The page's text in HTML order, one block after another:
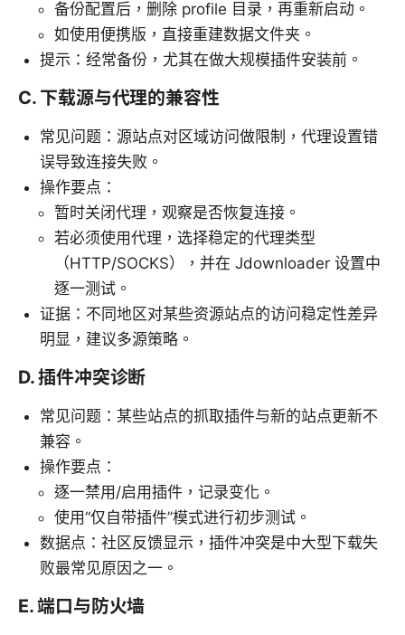
备份配置后，删除 profile 目录，再重新启动。
如使用便携版，直接重建数据文件夹。
提示：经常备份，尤其在做大规模插件安装前。
C. 下载源与代理的兼容性
常见问题：源站点对区域访问做限制，代理设置错
误导致连接失败。
操作要点：
暂时关闭代理，观察是否恢复连接。
若必须使用代理，选择稳定的代理类型
（HTTP/SOCKS），并在 Jdownloader 设置中
逐一测试。
证据：不同地区对某些资源站点的访问稳定性差异
明显，建议多源策略。
D. 插件冲突诊断
常见问题：某些站点的抓取插件与新的站点更新不
兼容。
操作要点：
逐一禁用/启用插件，记录变化。
使用“仅自带插件”模式进行初步测试。
数据点：社区反馈显示，插件冲突是中大型下载失
败最常见原因之一。
E. 端口与防火墙